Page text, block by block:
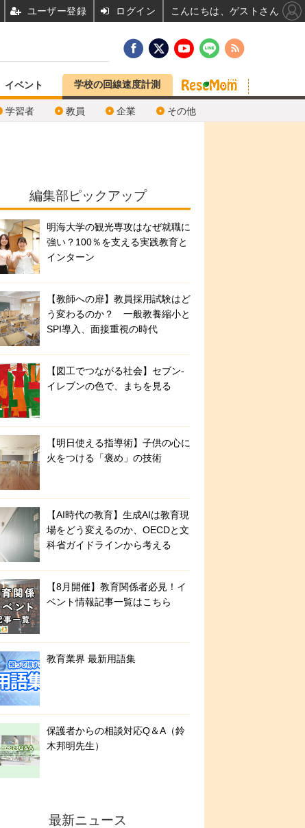
イベント
学習者 教員 企業 その他
学校の回線速度計測
編集部ピックアップ
明海大学の観光専攻はなぜ就職に
強い？100％を支える実践教育と
インターン
【教師への扉】教員採用試験はど
う変わるのか？ 一般教養縮小と
SPI導入、面接重視の時代
【図工でつながる社会】セブン‐
イレブンの色で、まちを見る
【明日使える指導術】子供の心に
火をつける「褒め」の技術
【AI時代の教育】生成AIは教育現
場をどう変えるのか、OECDと文
科省ガイドラインから考える
【8月開催】教育関係者必見！イ
ベント情報記事一覧はこちら
教育業界 最新用語集
保護者からの相談対応Q＆A（鈴
木邦明先生）
最新ニュース
ユーザー登録 ログイン こんにちは、ゲストさん